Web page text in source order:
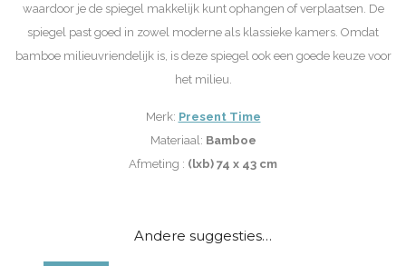
waardoor je de spiegel makkelijk kunt ophangen of verplaatsen. De
spiegel past goed in zowel moderne als klassieke kamers. Omdat
bamboe milieuvriendelijk is, is deze spiegel ook een goede keuze voor
het milieu.
Merk: Present Time
Materiaal: Bamboe
Afmeting : (lxb) 74 x 43 cm
Andere suggesties…